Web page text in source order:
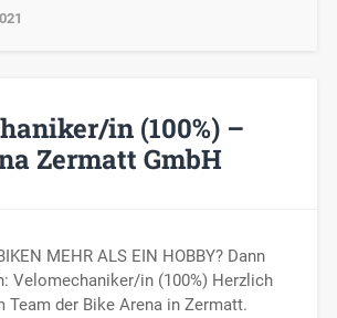
in (100%) –
Zermatt GmbH
MEHR ALS EIN HOBBY? Dann
Velomechaniker/in (100%) Herzlich
Team der Bike Arena in Zermatt.